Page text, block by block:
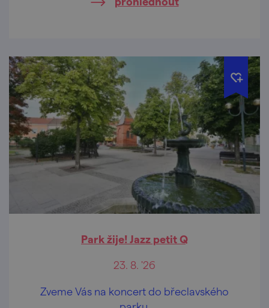
Park žije! Jazz petit Q
23. 8. '26
Zveme Vás na koncert do břeclavského